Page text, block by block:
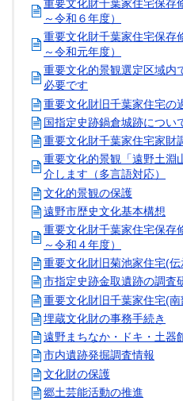
重要文化財千葉家住宅保存
～令和６年度）
重要文化財千葉家住宅保存
～令和元年度）
重要文化的景観選定区域内
必要です
重要文化財旧千葉家住宅の
国指定史跡鍋倉城跡につい
重要文化財千葉家住宅家財
重要文化的景観「遠野土淵
介します（多言語対応）
文化的景観の保護
遠野市歴史文化基本構想
重要文化財千葉家住宅保存
～令和４年度）
重要文化財旧菊池家住宅(
市指定史跡金取遺跡の調査
重要文化財旧千葉家住宅(
埋蔵文化財の事務手続き
遠野まちなか・ドキ・土器
市内遺跡発掘調査情報
文化財の保護
郷土芸能活動の推進